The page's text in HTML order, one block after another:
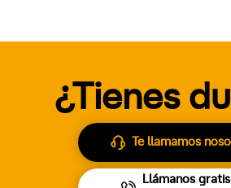
¿Tienes
Te llamamos
Llámanos